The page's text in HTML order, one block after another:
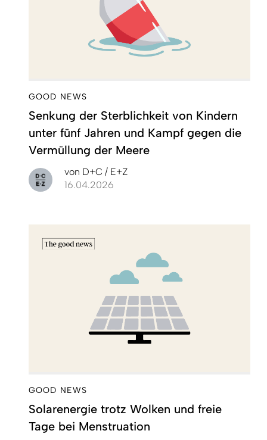
GOOD NEWS
Senkung der Sterblichkeit von Kindern
unter fünf Jahren und Kampf gegen die
Vermüllung der Meere
von D+C / E+Z
16.04.2026
GOOD NEWS
Solarenergie trotz Wolken und freie
Tage bei Menstruation